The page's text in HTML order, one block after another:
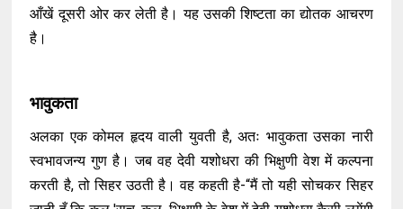
आँखें दूसरी ओर कर लेती है। यह उसकी शिष्टता का द्योतक आचरण
है।
भावुकता
अलका एक कोमल हृदय वाली युवती है, अतः भावुकता उसका नारी
स्वभावजन्य गुण है। जब वह देवी यशोधरा की भिक्षुणी वेश में कल्पना
करती है, तो सिहर उठती है। वह कहती है-“मैं तो यही सोचकर सिहर